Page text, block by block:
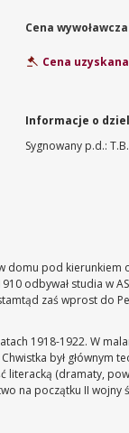
Cena
Cena
Informacje o
Sygnowany p.d.:
domu pod
odbywał studia w
zaś wprost do
1918-1922. W
był głównym
literacką (dramaty,
na początku II